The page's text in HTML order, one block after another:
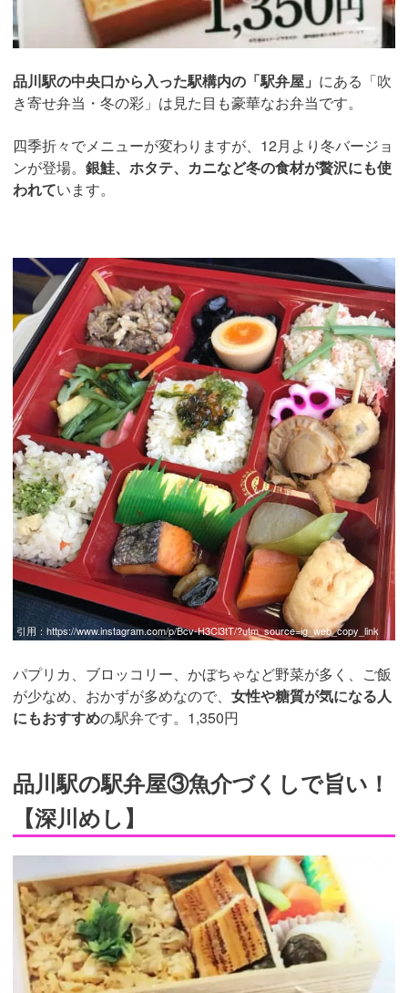
品川駅の中央口から入った駅構内の「駅弁屋」 にある「吹
き寄せ弁当・冬の彩」は見た目も豪華なお弁当です。
四季折々でメニューが変わりますが、12月より冬バージョ
ンが登場。 銀鮭、ホタテ、カニなど冬の食材が贅沢にも使
われています。
引用： https://www.instagram.com/p/Bcv-H3Cl3tT/?utm_source=ig_web_copy_link
パプリカ、ブロッコリー、かぼちゃなど野菜が多く、ご飯
が少なめ、おかずが多めなので、 女性や糖質が気になる人
にもおすすめの駅弁です。1,350円
品川駅の駅弁屋③魚介づくしで旨い！
【深川めし】